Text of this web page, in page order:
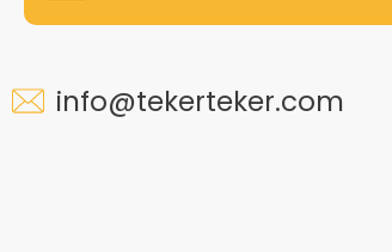
info@tekerteker.com